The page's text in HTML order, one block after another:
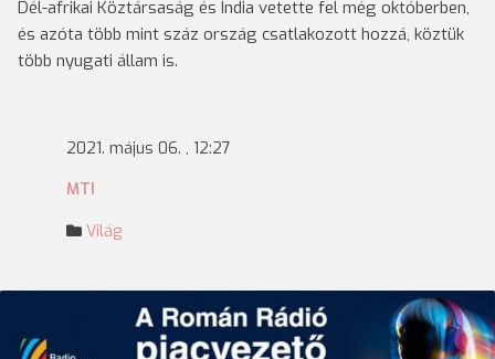
Dél-afrikai Köztársaság és India vetette fel még októberben,
és azóta több mint száz ország csatlakozott hozzá, köztük
több nyugati állam is.
2021. május 06. , 12:27
MTI
Világ